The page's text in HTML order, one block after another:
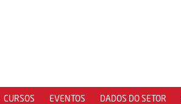
CURSOS EVENTOS DADOS DO SETOR